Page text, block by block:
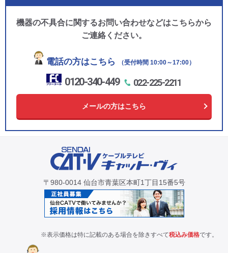
機器の不具合に関するお問い合わせなどはこちらから
ご連絡ください。
電話の方はこちら （受付時間 10:00～17:00）
0120-340-449 022-225-2211
メールの方はこちら
〒980-0014 仙台市青葉区本町1丁目15番5号
※表示価格は特に記載のある場合を除きすべて税込み価格です。